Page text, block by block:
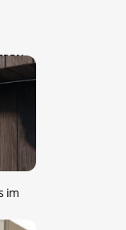
im